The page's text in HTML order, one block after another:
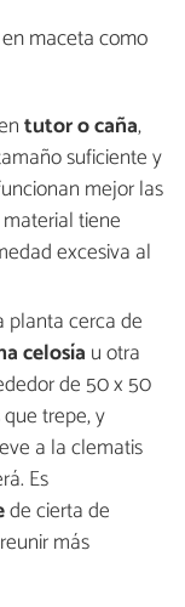
maceta como
tutor o caña,
suficiente y
mejor las
tiene
excesiva al
planta cerca de
celosía u otra
de 50 x 50
trepe, y
a la clematis
Es
de cierta de
más